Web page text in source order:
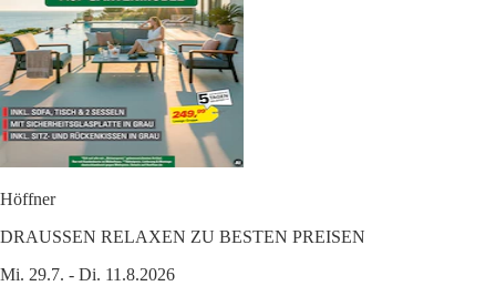
Höffner
DRAUSSEN RELAXEN ZU BESTEN PREISEN
Mi. 29.7. - Di. 11.8.2026